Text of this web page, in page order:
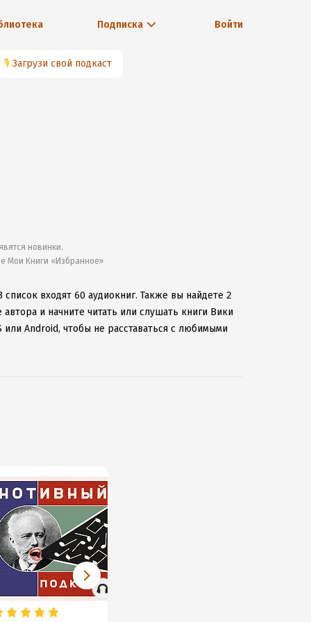
Подписка Войти
🎙 Загрузи свой подкаст
новинки.
Мои Книги «Избранное»
список входят 60 аудиокниг. Также вы найдете 2
и начните читать или слушать книги Вики
Android, чтобы не расставаться с любимыми